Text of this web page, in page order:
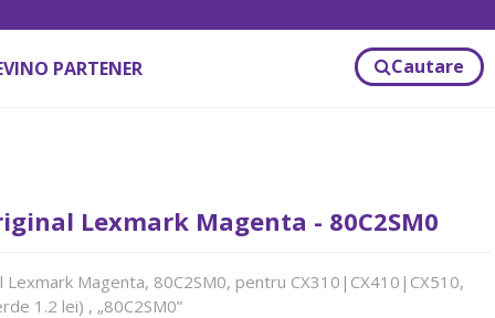
PARTENER Cautare
Lexmark Magenta - 80C2SM0
Lexmark Magenta, 80C2SM0, pentru CX310|CX410|CX510,
1.2 lei) , „80C2SM0”